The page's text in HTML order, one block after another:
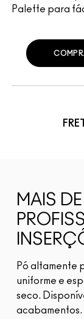
Palette para
MAIS
Pó altamente
uniforme e
seco.
acabamentos.